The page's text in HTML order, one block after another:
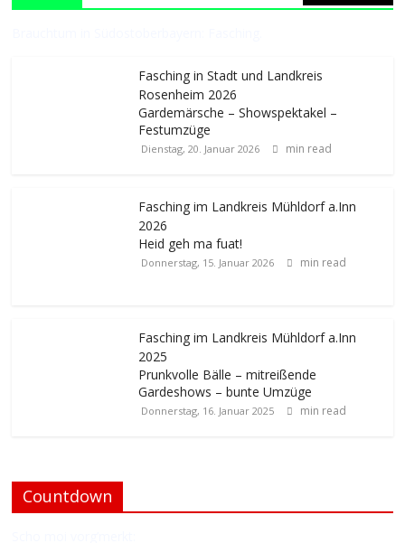
Fasching in Stadt und Landkreis
Rosenheim 2026
Gardemärsche – Showspektakel –
Festumzüge
Dienstag, 20. Januar 2026 min read
Fasching im Landkreis Mühldorf a.Inn
2026
Heid geh ma fuat!
Donnerstag, 15. Januar 2026 min read
Fasching im Landkreis Mühldorf a.Inn
2025
Prunkvolle Bälle – mitreißende
Gardeshows – bunte Umzüge
Donnerstag, 16. Januar 2025 min read
Countdown